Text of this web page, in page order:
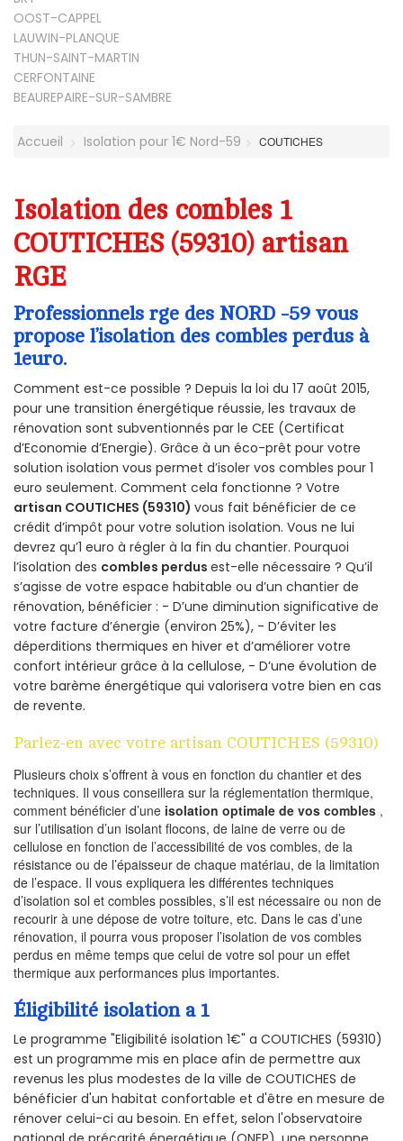
OOST-CAPPEL
LAUWIN-PLANQUE
THUN-SAINT-MARTIN
CERFONTAINE
BEAUREPAIRE-SUR-SAMBRE
Accueil Isolation pour 1€ Nord-59 COUTICHES
Isolation des combles 1
COUTICHES (59310) artisan
RGE
Professionnels rge des NORD -59 vous
propose l’isolation des combles perdus à
1euro.
Comment est-ce possible ? Depuis la loi du 17 août 2015,
pour une transition énergétique réussie, les travaux de
rénovation sont subventionnés par le CEE (Certificat
d’Economie d’Energie). Grâce à un éco-prêt pour votre
solution isolation vous permet d’isoler vos combles pour 1
euro seulement. Comment cela fonctionne ? Votre
artisan COUTICHES (59310) vous fait bénéficier de ce
crédit d’impôt pour votre solution isolation. Vous ne lui
devrez qu’1 euro à régler à la fin du chantier. Pourquoi
l’isolation des combles perdus est-elle nécessaire ? Qu’il
s’agisse de votre espace habitable ou d’un chantier de
rénovation, bénéficier : - D’une diminution significative de
votre facture d’énergie (environ 25%), - D’éviter les
déperditions thermiques en hiver et d’améliorer votre
confort intérieur grâce à la cellulose, - D’une évolution de
votre barème énergétique qui valorisera votre bien en cas
de revente.
Parlez-en avec votre artisan COUTICHES (59310)
Plusieurs choix s’offrent à vous en fonction du chantier et des
techniques. Il vous conseillera sur la réglementation thermique,
comment bénéficier d’une isolation optimale de vos combles ,
sur l’utilisation d’un isolant flocons, de laine de verre ou de
cellulose en fonction de l’accessibilité de vos combles, de la
résistance ou de l’épaisseur de chaque matériau, de la limitation
de l’espace. Il vous expliquera les différentes techniques
d’isolation sol et combles possibles, s’il est nécessaire ou non de
recourir à une dépose de votre toiture, etc. Dans le cas d’une
rénovation, il pourra vous proposer l’isolation de vos combles
perdus en même temps que celui de votre sol pour un effet
thermique aux performances plus importantes.
Éligibilité isolation a 1
Le programme "Eligibilité isolation 1€" a COUTICHES (59310)
est un programme mis en place afin de permettre aux
revenus les plus modestes de la ville de COUTICHES de
bénéficier d'un habitat confortable et d'être en mesure de
rénover celui-ci au besoin. En effet, selon l'observatoire